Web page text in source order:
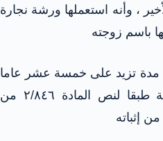
، وأنه استعملها ورشة نجارة
باسم زوجته
مدة تزيد على خمسة عشر عاما
فقد انقلبت إلى قسمة نهائية طبقا لنص المادة ٢/٨٤٦ من
إثباته